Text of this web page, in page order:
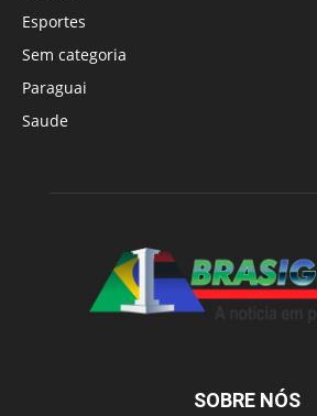
Esportes
Sem categoria
Paraguai
Saude
SOBRE NÓS